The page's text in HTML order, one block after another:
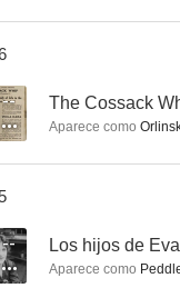
-- The Cossack
Aparece como
-- Los hijos de Eva
Aparece como